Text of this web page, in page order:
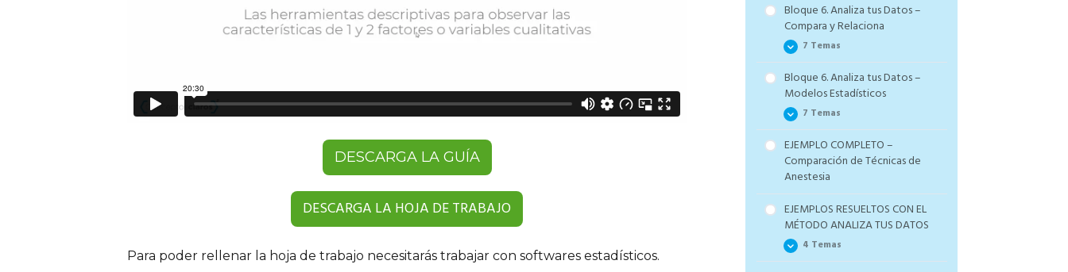
DESCARGA LA GUÍA
DESCARGA LA HOJA DE TRABAJO
Para poder rellenar la hoja de trabajo necesitarás trabajar con softwares estadísticos.
Bloque 6. Analiza tus Datos –
Compara y Relaciona
7 Temas
The Basics
Comprueba las
Compara medidas por
grupos
Compara proporciones
Relaciona proporciones
Bloque 6. Analiza tus Datos –
Modelos Estadísticos
7 Temas
Introducción a los modelos
predictivos
Regresiones Lineales
La esencia de los modelos
lineales generalizados –
GLM
EJEMPLO COMPLETO –
Comparación de Técnicas de
Anestesia
EJEMPLOS RESUELTOS CON EL
MÉTODO ANALIZA TUS DATOS
4 Temas